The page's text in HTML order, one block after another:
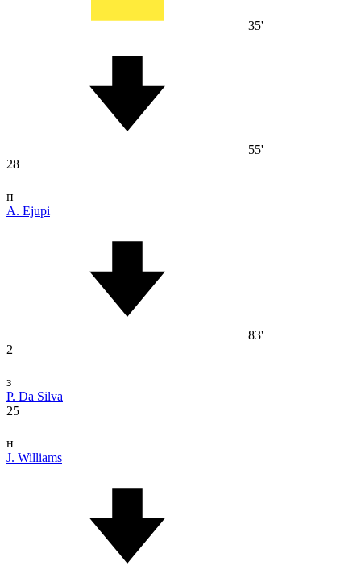
35'
55'
28
п
A. Ejupi
83'
2
з
P. Da Silva
25
н
J. Williams